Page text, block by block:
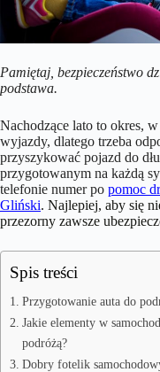
Pamiętaj, bezpieczeństwo
podstawa.
Nachodzące lato to okres,
wyjazdy, dlatego trzeba
przyszykować pojazd do
przygotowanym na każdą
telefonie numer po pomoc
Gliński. Najlepiej, aby się
przezorny zawsze
Spis treści
Przygotowanie auta do
Jakie elementy w
podróżą?
Dobry fotelik